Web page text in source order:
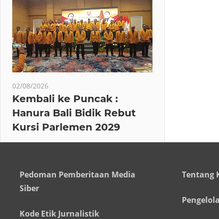
02/08/2026
Kembali ke Puncak :
Hanura Bali Bidik Rebut
Kursi Parlemen 2029
Pedoman Pemberitaan Media
Siber
Kode Etik Jurnalistik
Tentang
Pengelola